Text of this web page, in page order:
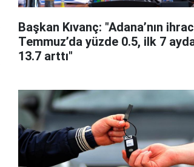
Başkan Kıvanç: "Adana’nın
Temmuz’da yüzde 0.5, ilk 7
13.7 arttı"